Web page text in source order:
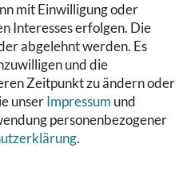
mit Einwilligung oder
Interesses erfolgen. Die
abgelehnt werden. Es
und die
Zeitpunkt zu ändern oder
unserImpressum und
personenbezogener
.